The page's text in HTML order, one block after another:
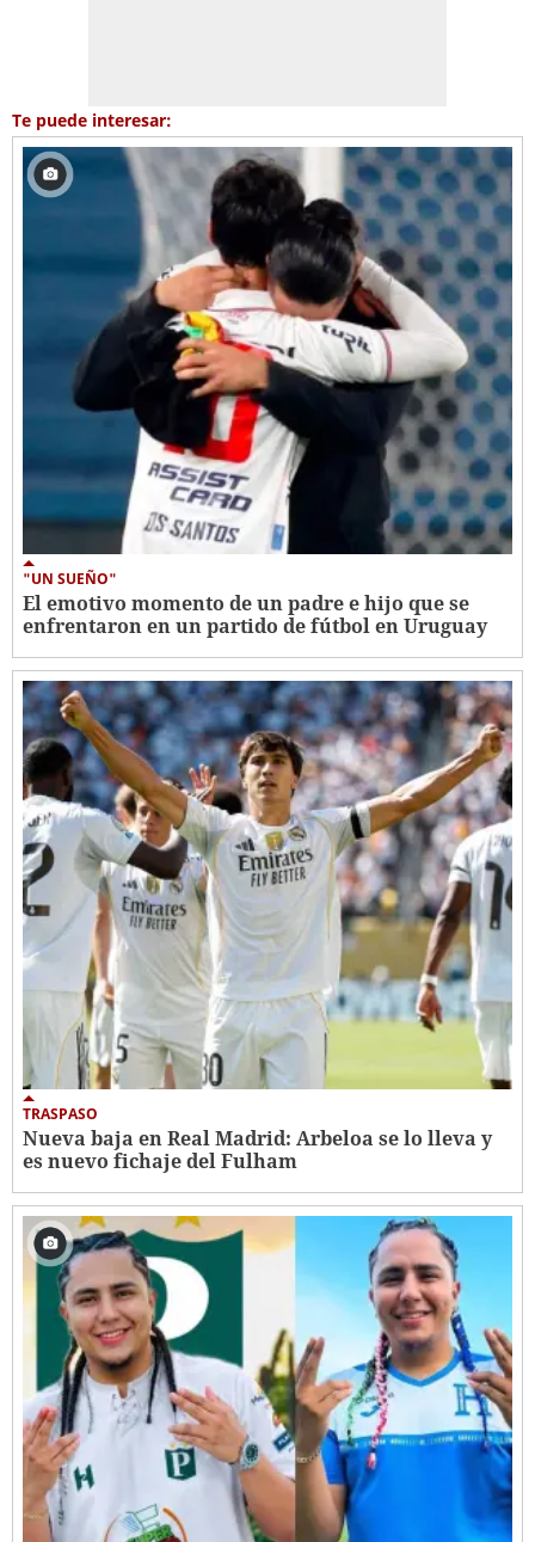
Te puede interesar:
"UN SUEÑO"
El emotivo momento de un padre e hijo que se
enfrentaron en un partido de fútbol en Uruguay
TRASPASO
Nueva baja en Real Madrid: Arbeloa se lo lleva y
es nuevo fichaje del Fulham